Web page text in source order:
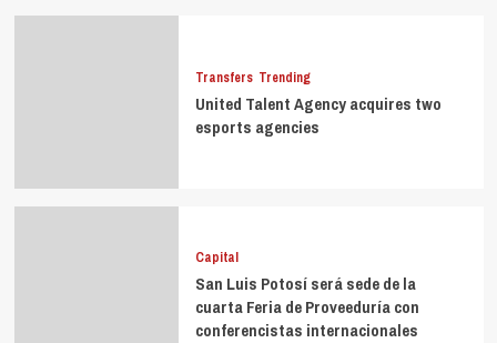
Transfers Trending
United Talent Agency acquires two
esports agencies
Capital
San Luis Potosí será sede de la
cuarta Feria de Proveeduría con
conferencistas internacionales